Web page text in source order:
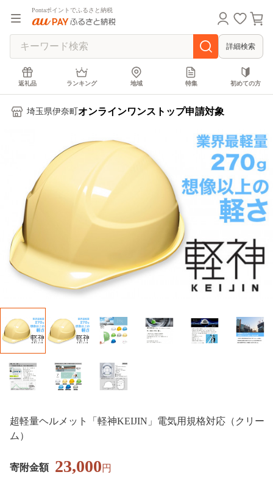
Pontaポイントでふるさと納税
詳細検索
返礼品 ランキング 地域 特集 初めての方
埼玉県伊奈町 オンラインワンストップ申請対象
超軽量ヘルメット「軽神KEIJIN」電気用規格対応（クリー
ム）
寄附金額 23,000円